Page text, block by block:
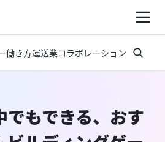
働き方運送業コラボレーション お知らせ
でもできる、おす